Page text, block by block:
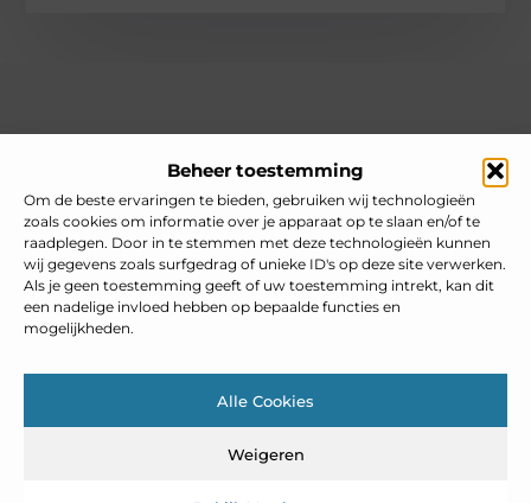
Beheer toestemming
Om de beste ervaringen te bieden, gebruiken wij technologieën
zoals cookies om informatie over je apparaat op te slaan en/of te
raadplegen. Door in te stemmen met deze technologieën kunnen
wij gegevens zoals surfgedrag of unieke ID's op deze site verwerken.
Als je geen toestemming geeft of uw toestemming intrekt, kan dit
een nadelige invloed hebben op bepaalde functies en
mogelijkheden.
Alle Cookies
Weigeren
Jouw gids voor inspiratie en tips uit het dagelijks leven.
Ontdek een brede verzameling blogs en artikelen die je helpen
om het meeste uit elke dag te halen, met praktische adviezen
en verrassende inzichten.
Bericht categorie